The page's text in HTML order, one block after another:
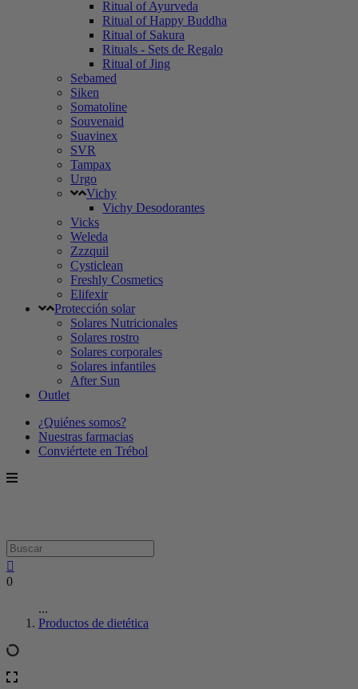
Ritual of Ayurveda
Ritual of Happy Buddha
Ritual of Sakura
Rituals - Sets de Regalo
Ritual of Jing
Sebamed
Siken
Somatoline
Souvenaid
Suavinex
SVR
Tampax
Urgo
Vichy
Vichy Desodorantes
Vicks
Weleda
Zzzquil
Cysticlean
Freshly Cosmetics
Elifexir
Protección solar
Solares Nutricionales
Solares rostro
Solares corporales
Solares infantiles
After Sun
Outlet
¿Quiénes somos?
Nuestras farmacias
Conviértete en Trébol
0
...
Productos de dietética